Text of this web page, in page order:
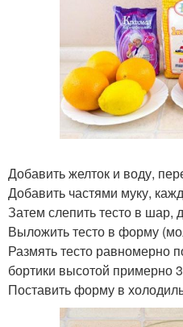
Добавить желток и воду,
Добавить частями муку,
Затем слепить тесто в шар,
Выложить тесто в форму
Размять тесто равномерно
бортики высотой примерно
Поставить форму в